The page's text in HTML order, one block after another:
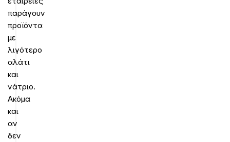
παράγουν
προϊόντα
με
λιγότερο
αλάτι
και
νάτριο.
Ακόμα
και
αν
δεν